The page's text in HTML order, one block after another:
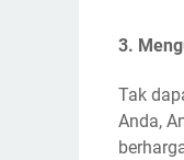
3.
Tak
Anda,